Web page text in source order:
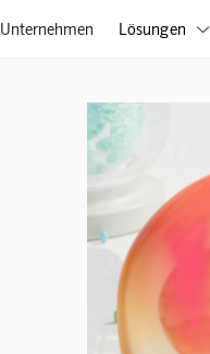
Unternehmen Lösungen 